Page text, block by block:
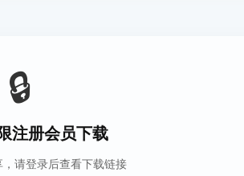
🔒
注册会员下载
请登录后查看下载链接